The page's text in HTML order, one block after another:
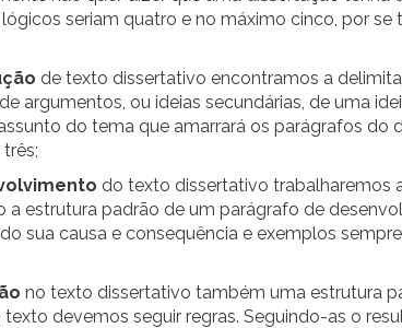
seriam quatro e no máximo cinco, por
de texto dissertativo encontramos a
argumentos, ou ideias secundárias, de uma
do tema que amarrará os parágrafos
do texto dissertativo trabalharemos
a estrutura padrão de um parágrafo de
sua causa e consequência e exemplos
no texto dissertativo também uma estrutura
texto devemos seguir regras. Seguindo-as o